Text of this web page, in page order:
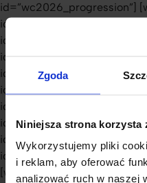
Zgoda
Niniejsza strona korzysta
Wykorzystujemy pliki
i reklam, aby oferować
analizować ruch w naszej
id=”wc2026_progression”]
id=”wc2026_kickoff”
id=”wc2026_matchday1″
id=”wc2026_matchday2″
id=”wc2026_matchday3″
id=”wc2026_rules”]
[wc2026_text